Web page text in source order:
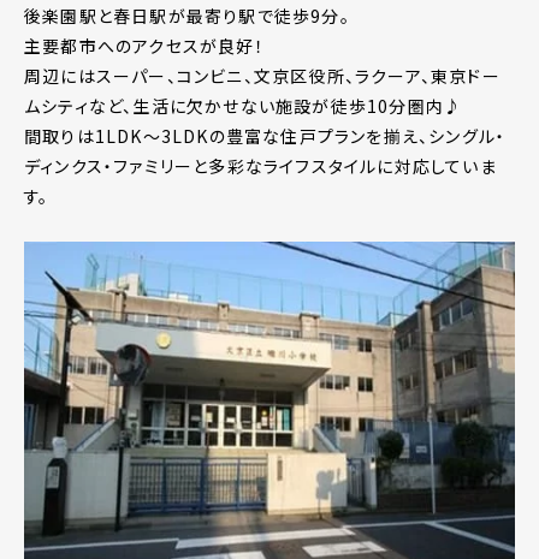
後楽園駅と春日駅が最寄り駅で徒歩9分。
主要都市へのアクセスが良好！
周辺にはスーパー、コンビニ、文京区役所、ラクーア、東京ドー
ムシティなど、生活に欠かせない施設が徒歩10分圏内♪
間取りは1LDK～3LDKの豊富な住戸プランを揃え、シングル・
ディンクス・ファミリーと多彩なライフスタイルに対応していま
す。